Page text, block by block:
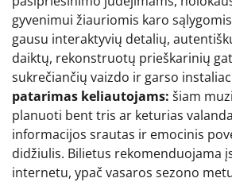
gyvenimui žiauriomis karo
gausu interaktyvių detalių,
daiktų, rekonstruotų prieškarinių
sukrečiančių vaizdo ir garso
patarimas keliautojams: šiam
planuoti bent tris ar keturias
informacijos srautas ir emocinis
didžiulis. Bilietus rekomenduojama
internetu, ypač vasaros sezono